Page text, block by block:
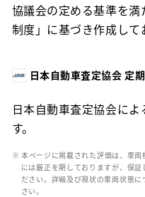
協議会の定める基準を
制度」に基づき作成して
日本自動車査定協会 定
日本自動車査定協会に
す。
※ 本ページに掲載された評価は、車
には厳正を期しておりますが、保
ださい。詳細及び現状の車両状態
さい。